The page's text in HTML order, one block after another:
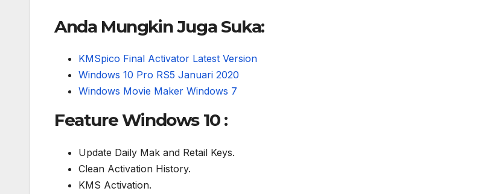
Anda Mungkin Juga Suka:
KMSpico Final Activator Latest Version
Windows 10 Pro RS5 Januari 2020
Windows Movie Maker Windows 7
Feature Windows 10 :
Update Daily Mak and Retail Keys.
Clean Activation History.
KMS Activation.